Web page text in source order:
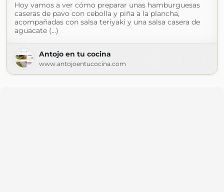
Hoy vamos a ver cómo preparar unas hamburguesas
caseras de pavo con cebolla y piña a la plancha,
acompañadas con salsa teriyaki y una salsa casera de
aguacate (...)
Antojo en tu cocina
www.antojoentucocina.com